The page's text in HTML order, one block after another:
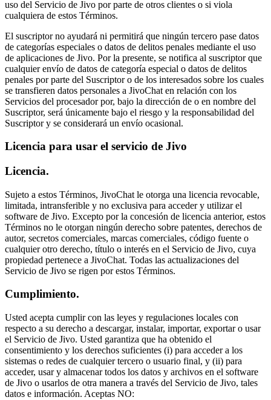
uso del Servicio de Jivo por parte de otros clientes o si viola
cualquiera de estos Términos.
El suscriptor no ayudará ni permitirá que ningún tercero pase datos
de categorías especiales o datos de delitos penales mediante el uso
de aplicaciones de Jivo. Por la presente, se notifica al suscriptor que
cualquier envío de datos de categoría especial o datos de delitos
penales por parte del Suscriptor o de los interesados sobre los cuales
se transfieren datos personales a JivoChat en relación con los
Servicios del procesador por, bajo la dirección de o en nombre del
Suscriptor, será únicamente bajo el riesgo y la responsabilidad del
Suscriptor y se considerará un envío ocasional.
Licencia para usar el servicio de Jivo
Licencia.
Sujeto a estos Términos, JivoChat le otorga una licencia revocable,
limitada, intransferible y no exclusiva para acceder y utilizar el
software de Jivo. Excepto por la concesión de licencia anterior, estos
Términos no le otorgan ningún derecho sobre patentes, derechos de
autor, secretos comerciales, marcas comerciales, código fuente o
cualquier otro derecho, título o interés en el Servicio de Jivo, cuya
propiedad pertenece a JivoChat. Todas las actualizaciones del
Servicio de Jivo se rigen por estos Términos.
Cumplimiento.
Usted acepta cumplir con las leyes y regulaciones locales con
respecto a su derecho a descargar, instalar, importar, exportar o usar
el Servicio de Jivo. Usted garantiza que ha obtenido el
consentimiento y los derechos suficientes (i) para acceder a los
sistemas o redes de cualquier tercero o usuario final, y (ii) para
acceder, usar y almacenar todos los datos y archivos en el software
de Jivo o usarlos de otra manera a través del Servicio de Jivo, tales
datos e información. Aceptas NO: